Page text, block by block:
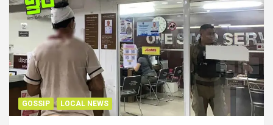
GOSSIP LOCAL NEWS